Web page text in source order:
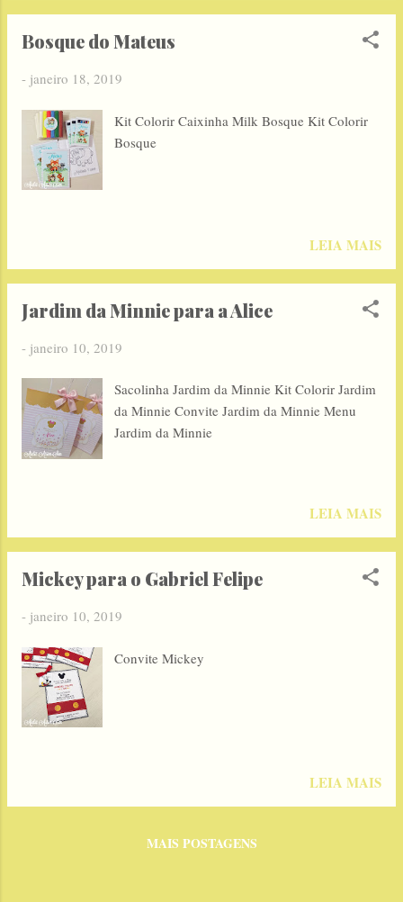
Bosque do Mateus
- janeiro 18, 2019
Kit Colorir Caixinha Milk Bosque Kit Colorir
Bosque
LEIA MAIS
Jardim da Minnie para a Alice
- janeiro 10, 2019
Sacolinha Jardim da Minnie Kit Colorir Jardim
da Minnie Convite Jardim da Minnie Menu
Jardim da Minnie
LEIA MAIS
Mickey para o Gabriel Felipe
- janeiro 10, 2019
Convite Mickey
LEIA MAIS
MAIS POSTAGENS